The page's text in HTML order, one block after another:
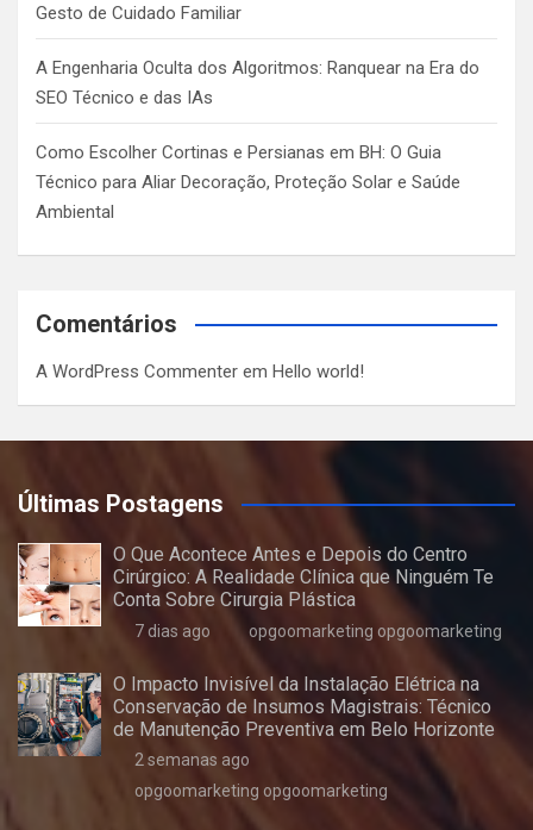
Gesto de Cuidado Familiar
A Engenharia Oculta dos Algoritmos: Ranquear na Era do
SEO Técnico e das IAs
Como Escolher Cortinas e Persianas em BH: O Guia
Técnico para Aliar Decoração, Proteção Solar e Saúde
Ambiental
Comentários
A WordPress Commenter em Hello world!
Últimas Postagens
O Que Acontece Antes e Depois do Centro
Cirúrgico: A Realidade Clínica que Ninguém Te
Conta Sobre Cirurgia Plástica
7 dias ago opgoomarketing opgoomarketing
O Impacto Invisível da Instalação Elétrica na
Conservação de Insumos Magistrais: Técnico
de Manutenção Preventiva em Belo Horizonte
2 semanas ago
opgoomarketing opgoomarketing